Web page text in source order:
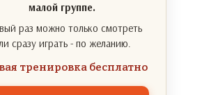
малой группе.
раз можно только смотреть
сразу играть - по желанию.
тренировка бесплатно